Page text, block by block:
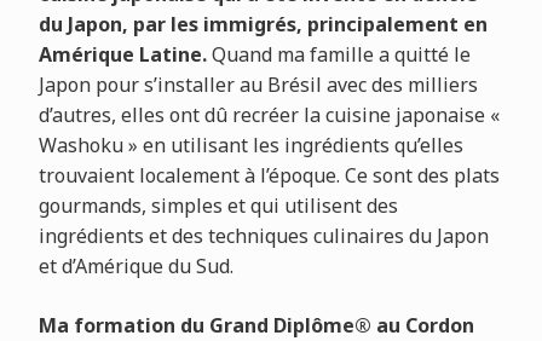
du Japon, par les immigrés, principalement en
Amérique Latine.Quand ma famille a quitté le
Japon pour s’installer au Brésil avec des milliers
d’autres, elles ont dû recréer la cuisine japonaise «
Washoku » en utilisant les ingrédients qu’elles
trouvaient localement à l’époque. Ce sont des plats
gourmands, simples et qui utilisent des
ingrédients et des techniques culinaires du Japon
et d’Amérique du Sud.
Ma formation du Grand Diplôme® au Cordon